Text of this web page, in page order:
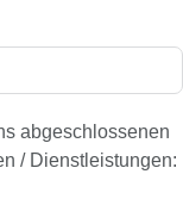
abgeschlossenen
/ Dienstleistungen: